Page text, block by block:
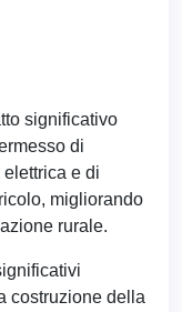
significativo
di
e di
migliorando
rurale.
costruzione della